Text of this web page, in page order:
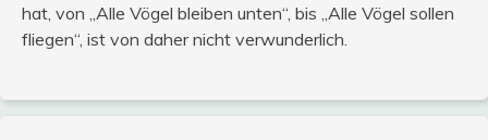
hat, von „Alle Vögel bleiben unten“, bis „Alle Vögel sollen
fliegen“, ist von daher nicht verwunderlich.